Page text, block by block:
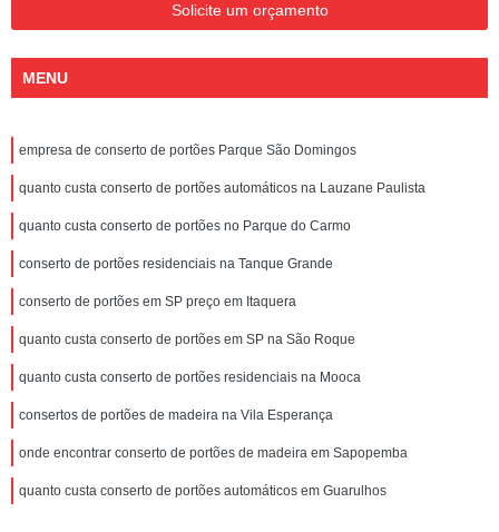
Solicite um orçamento
MENU
empresa de conserto de portões Parque São Domingos
quanto custa conserto de portões automáticos na Lauzane Paulista
quanto custa conserto de portões no Parque do Carmo
conserto de portões residenciais na Tanque Grande
conserto de portões em SP preço em Itaquera
quanto custa conserto de portões em SP na São Roque
quanto custa conserto de portões residenciais na Mooca
consertos de portões de madeira na Vila Esperança
onde encontrar conserto de portões de madeira em Sapopemba
quanto custa conserto de portões automáticos em Guarulhos